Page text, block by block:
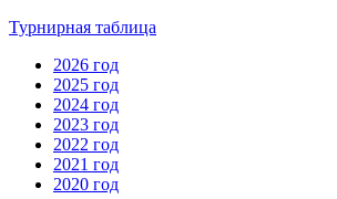
Турнирная таблица
2026 год
2025 год
2024 год
2023 год
2022 год
2021 год
2020 год